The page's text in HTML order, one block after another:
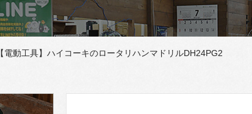
【電動工具】ハイコーキのロータリハンマドリルDH24PG2